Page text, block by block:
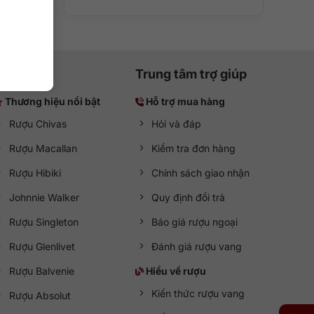
Thương hiệu nổi bật
Rượu Chivas
Rượu Macallan
Rượu Hibiki
Johnnie Walker
Rượu Singleton
Rượu Glenlivet
Rượu Balvenie
Rượu Absolut
Trung tâm trợ giúp
Hỗ trợ mua hàng
Hỏi và đáp
Kiểm tra đơn hàng
Chính sách giao nhận
Quy định đổi trả
Báo giá rượu ngoại
Đánh giá rượu vang
Hiểu về rượu
Kiến thức rượu vang